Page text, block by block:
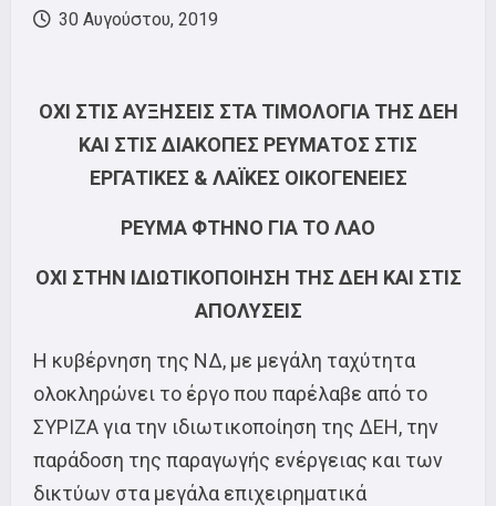
30 Αυγούστου, 2019
ΟΧΙ ΣΤΙΣ ΑΥΞΗΣΕΙΣ ΣΤΑ ΤΙΜΟΛΟΓΙΑ ΤΗΣ ΔΕΗ
ΚΑΙ ΣΤΙΣ ΔΙΑΚΟΠΕΣ ΡΕΥΜΑΤΟΣ ΣΤΙΣ
ΕΡΓΑΤΙΚΕΣ & ΛΑΪΚΕΣ ΟΙΚΟΓΕΝΕΙΕΣ
ΡΕΥΜΑ ΦΤΗΝΟ ΓΙΑ ΤΟ ΛΑΟ
ΟΧΙ ΣΤΗΝ ΙΔΙΩΤΙΚΟΠΟΙΗΣΗ ΤΗΣ ΔΕΗ ΚΑΙ ΣΤΙΣ
ΑΠΟΛΥΣΕΙΣ
Η κυβέρνηση της ΝΔ, με μεγάλη ταχύτητα
ολοκληρώνει το έργο που παρέλαβε από το
ΣΥΡΙΖΑ για την ιδιωτικοποίηση της ΔΕΗ, την
παράδοση της παραγωγής ενέργειας και των
δικτύων στα μεγάλα επιχειρηματικά